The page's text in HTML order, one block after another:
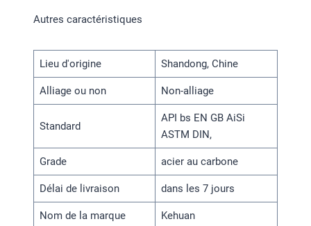
Autres caractéristiques
Lieu d'origine Shandong, Chine
Alliage ou non Non-alliage
Standard
API bs EN GB AiSi
ASTM DIN,
Grade acier au carbone
Délai de livraison dans les 7 jours
Nom de la marque Kehuan